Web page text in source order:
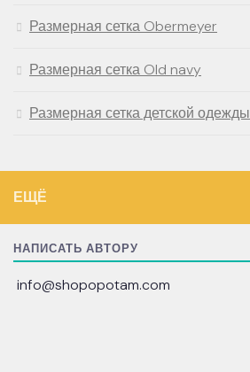
Размерная сетка Obermeyer
Размерная сетка Old navy
Размерная сетка детской одежды
ЕЩЁ
НАПИСАТЬ АВТОРУ
info@shopopotam.com